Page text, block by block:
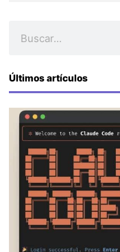
Últimos artículos